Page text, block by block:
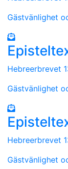
Gästvänlighet
Hebreerbrevet
Gästvänlighet
Hebreerbrevet
Gästvänlighet